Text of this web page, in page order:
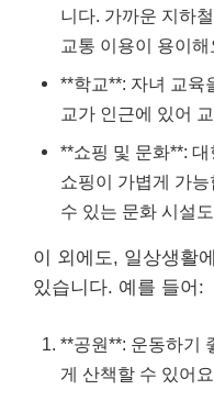
니다. 가까운 지하
교통 이용이 용이해
**학교**: 자녀 교육
교가 인근에 있어
**쇼핑 및 문화**:
쇼핑이 가볍게 가
수 있는 문화 시설
이 외에도, 일상생활
있습니다. 예를 들어:
**공원**: 운동하기
게 산책할 수 있어